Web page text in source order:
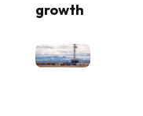
growth